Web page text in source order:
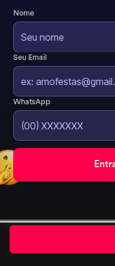
Nome
Seu Email
WhatsApp